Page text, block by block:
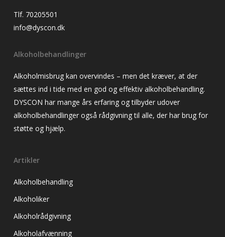
Tlf. 70205501
info@dyscon.dk
Alkoholbehandlinger
Alkoholmisbrug kan overvindes – men det kræver, at der
sættes ind i tide med en god og effektiv alkoholbehandling.
DYSCON har mange års erfaring og tilbyder udover
alkoholbehandlinger også rådgivning til alle, der har brug for
støtte og hjælp.
Artikler
Alkoholbehandling
Alkoholiker
Alkoholrådgivning
Alkoholafvænning